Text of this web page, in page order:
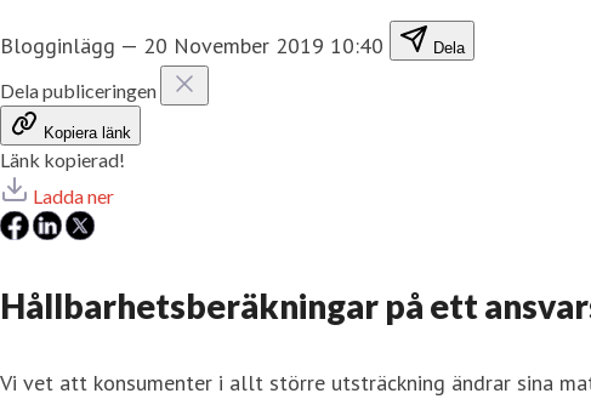
Blogginlägg — 20 November 2019 10:40 Dela
Dela publiceringen
Kopiera länk
Länk kopierad!
Ladda ner
Hållbarhetsberäkningar på ett
Vi vet att konsumenter i allt större utsträckning ändrar sina